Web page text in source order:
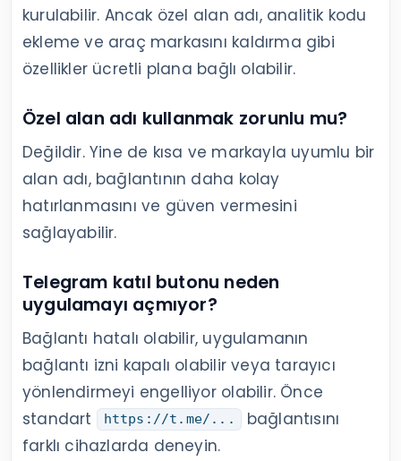
kurulabilir. Ancak özel alan adı, analitik kodu
ekleme ve araç markasını kaldırma gibi
özellikler ücretli plana bağlı olabilir.
Özel alan adı kullanmak zorunlu mu?
Değildir. Yine de kısa ve markayla uyumlu bir
alan adı, bağlantının daha kolay
hatırlanmasını ve güven vermesini
sağlayabilir.
Telegram katıl butonu neden
uygulamayı açmıyor?
Bağlantı hatalı olabilir, uygulamanın
bağlantı izni kapalı olabilir veya tarayıcı
yönlendirmeyi engelliyor olabilir. Önce
standart
https://t.me/...
bağlantısını
farklı cihazlarda deneyin.